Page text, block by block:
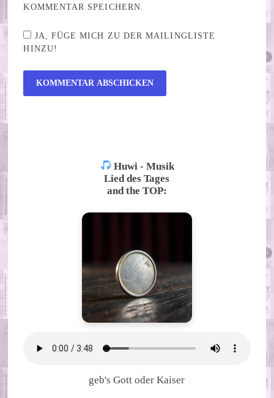
KOMMENTAR SPEICHERN.
JA, FÜGE MICH ZU DER MAILINGLISTE
HINZU!
Huwi - Musik
Lied des Tages
and the TOP:
geb's Gott oder Kaiser